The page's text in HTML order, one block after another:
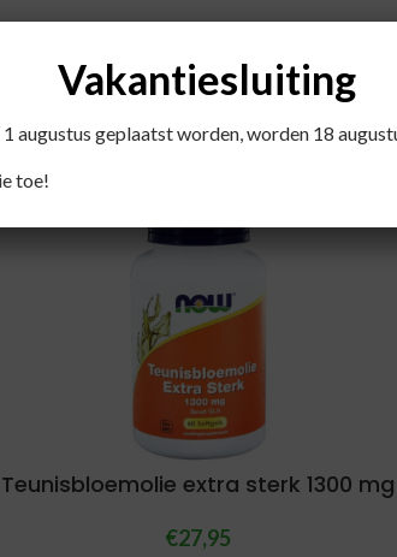
Recent bekeken producten
Teunisbloemolie extra sterk 1300 mg
€27,95
Vakantiesluiting
augustus geplaatst worden, worden 18
toe!